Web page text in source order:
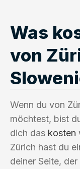
Was
von
Wenn du von
möchtest, bist
dich das kosten
Zürich hast du
deiner Seite,